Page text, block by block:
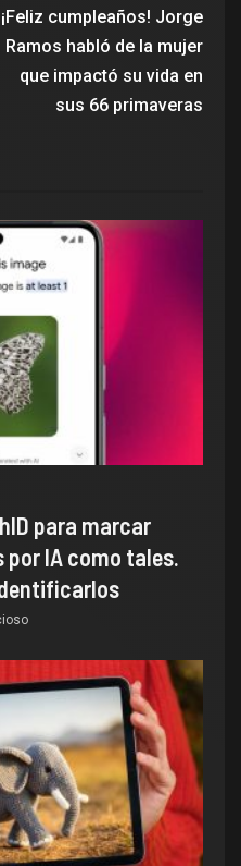
¡Feliz cumpleaños! Jorge
Ramos habló de la mujer
que impactó su vida en
sus 66 primaveras
para marcar
IA como tales.